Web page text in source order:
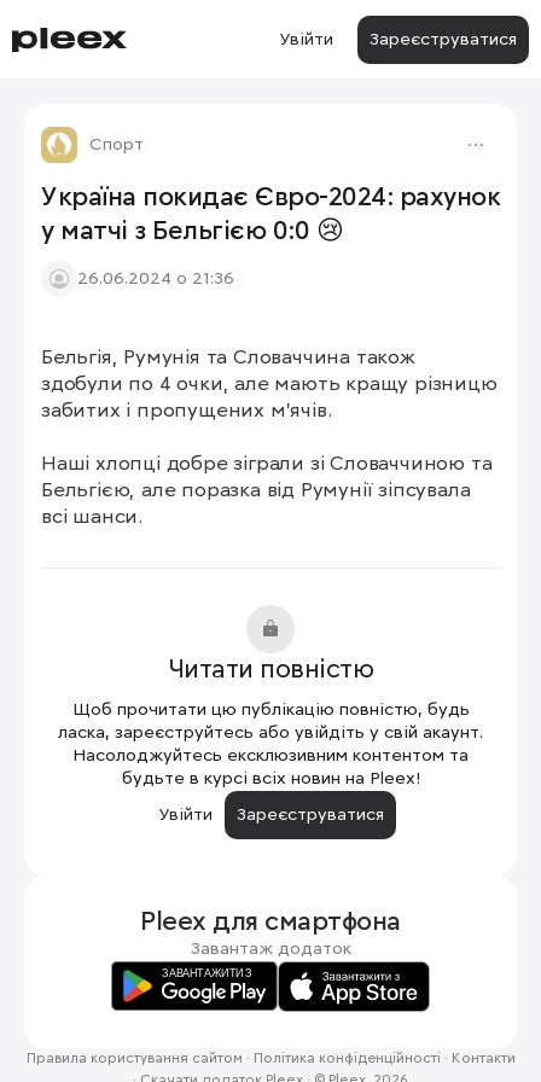
Увійти Зареєструватися
Спорт
Україна покидає Євро-2024: рахунок
у матчі з Бельгією 0:0 😢
26.06.2024 о 21:36
Бельгія, Румунія та Словаччина також
здобули по 4 очки, але мають кращу різницю
забитих і пропущених м'ячів.
Наші хлопці добре зіграли зі Словаччиною та
Бельгією, але поразка від Румунії зіпсувала
всі шанси.
Читати повністю
Щоб прочитати цю публікацію повністю, будь
ласка, зареєструйтесь або увійдіть у свій акаунт.
Насолоджуйтесь ексклюзивним контентом та
будьте в курсі всіх новин на Pleex!
Увійти
Зареєструватися
Pleex для смартфона
Завантаж додаток
Правила користування сайтом · Політика конфіденційності · Контакти